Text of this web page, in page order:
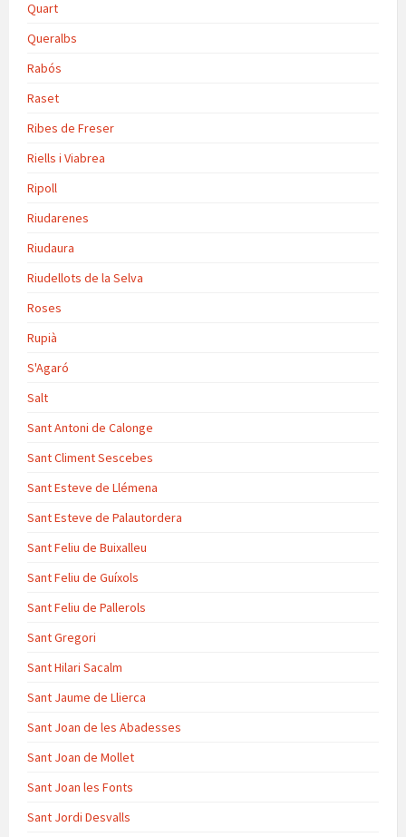
Quart
Queralbs
Rabós
Raset
Ribes de Freser
Riells i Viabrea
Ripoll
Riudarenes
Riudaura
Riudellots de la Selva
Roses
Rupià
S'Agaró
Salt
Sant Antoni de Calonge
Sant Climent Sescebes
Sant Esteve de Llémena
Sant Esteve de Palautordera
Sant Feliu de Buixalleu
Sant Feliu de Guíxols
Sant Feliu de Pallerols
Sant Gregori
Sant Hilari Sacalm
Sant Jaume de Llierca
Sant Joan de les Abadesses
Sant Joan de Mollet
Sant Joan les Fonts
Sant Jordi Desvalls